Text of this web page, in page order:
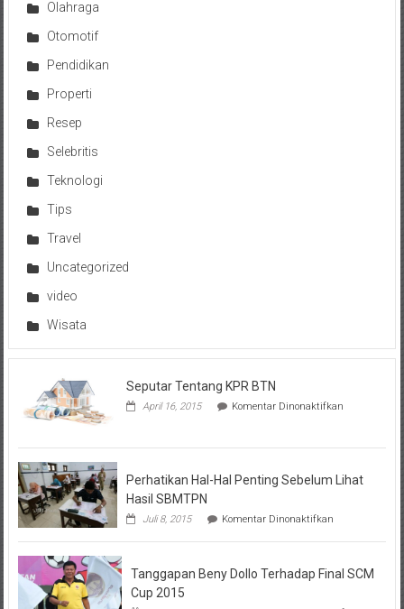
Olahraga
Otomotif
Pendidikan
Properti
Resep
Selebritis
Teknologi
Tips
Travel
Uncategorized
video
Wisata
Seputar Tentang KPR BTN
April 16, 2015 Komentar Dinonaktifkanpada
KPR
Perhatikan Hal-Hal Penting Sebelum Lihat
Hasil SBMTPN
Juli 8, 2015 Komentar Dinonaktifkanpada
Hal-
Penting
Tanggapan Beny Dollo Terhadap Final SCM
Cup 2015